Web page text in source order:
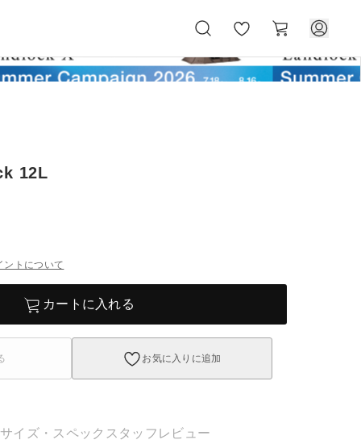
気
に
ー
ト
12L
ントについて
カートに入れる
お気に入りに追加
サイズ・スペック スタッフレビュー